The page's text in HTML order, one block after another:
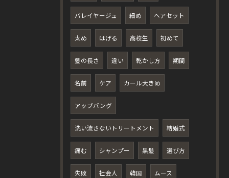
バレイヤージュ 細め ヘアセット
太め はげる 高校生 初めて
髪の長さ 違い 乾かし方 期間
名前 ケア カール大きめ
アップバング
洗い流さないトリートメント 結婚式
痛む シャンプー 黒髪 選び方
失敗 社会人 韓国 ムース